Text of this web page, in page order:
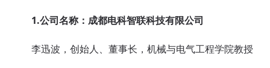
1.公司名称：成都电科智联科技有限公司
李迅波，创始人、董事长，机械与电气工程学院教授